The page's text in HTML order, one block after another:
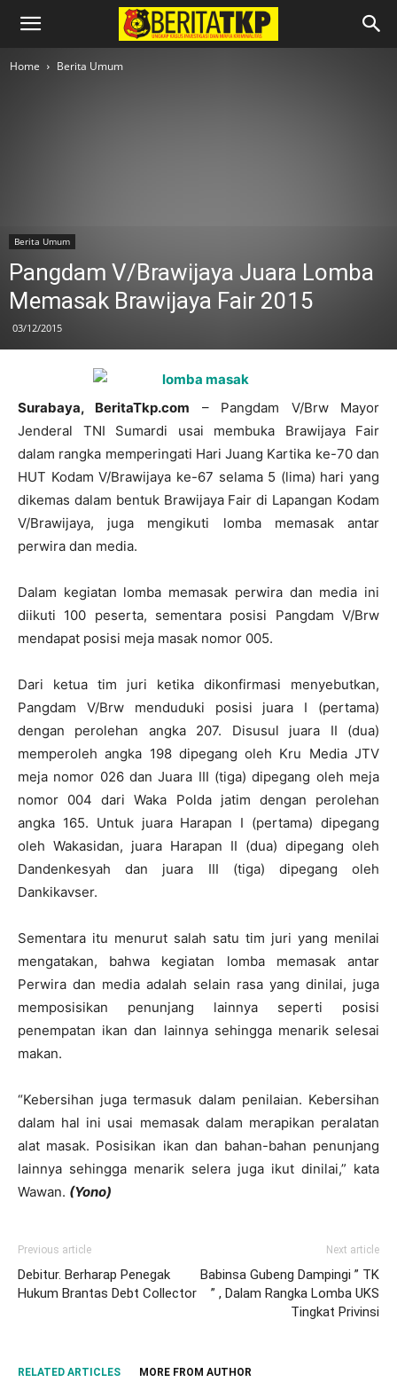
Home Berita Umum
Berita Umum
Pangdam V/Brawijaya Juara Lomba
Memasak Brawijaya Fair 2015
03/12/2015
Surabaya, BeritaTkp.com – Pangdam V/Brw Mayor
Jenderal TNI Sumardi usai membuka Brawijaya Fair
dalam rangka memperingati Hari Juang Kartika ke-70 dan
HUT Kodam V/Brawijaya ke-67 selama 5 (lima) hari yang
dikemas dalam bentuk Brawijaya Fair di Lapangan Kodam
V/Brawijaya, juga mengikuti lomba memasak antar
perwira dan media.
Dalam kegiatan lomba memasak perwira dan media ini
diikuti 100 peserta, sementara posisi Pangdam V/Brw
mendapat posisi meja masak nomor 005.
Dari ketua tim juri ketika dikonfirmasi menyebutkan,
Pangdam V/Brw menduduki posisi juara I (pertama)
dengan perolehan angka 207. Disusul juara II (dua)
memperoleh angka 198 dipegang oleh Kru Media JTV
meja nomor 026 dan Juara III (tiga) dipegang oleh meja
nomor 004 dari Waka Polda jatim dengan perolehan
angka 165. Untuk juara Harapan I (pertama) dipegang
oleh Wakasidan, juara Harapan II (dua) dipegang oleh
Dandenkesyah dan juara III (tiga) dipegang oleh
Dankikavser.
Sementara itu menurut salah satu tim juri yang menilai
mengatakan, bahwa kegiatan lomba memasak antar
Perwira dan media adalah selain rasa yang dinilai, juga
memposisikan penunjang lainnya seperti posisi
penempatan ikan dan lainnya sehingga menarik selesai
makan.
“Kebersihan juga termasuk dalam penilaian. Kebersihan
dalam hal ini usai memasak dalam merapikan peralatan
alat masak. Posisikan ikan dan bahan-bahan penunjang
lainnya sehingga menarik selera juga ikut dinilai,” kata
Wawan. (Yono)
Previous article
Debitur. Berharap Penegak
Hukum Brantas Debt Collector
Next article
Babinsa Gubeng Dampingi ” TK
” , Dalam Rangka Lomba UKS
Tingkat Privinsi
RELATED ARTICLES MORE FROM AUTHOR